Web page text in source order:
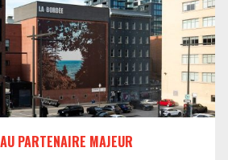
PARTENAIRE MAJEUR